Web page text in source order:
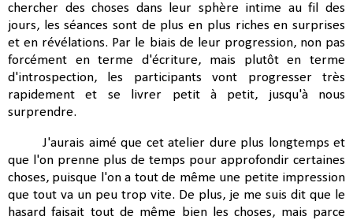
chercher des choses dans leur sphère intime au fil des
jours, les séances sont de plus en plus riches en surprises
et en révélations. Par le biais de leur progression, non pas
forcément en terme d'écriture, mais plutôt en terme
d'introspection, les participants vont progresser très
rapidement et se livrer petit à petit, jusqu'à nous
surprendre.
J'aurais aimé que cet atelier dure plus longtemps et
que l'on prenne plus de temps pour approfondir certaines
choses, puisque l'on a tout de même une petite impression
que tout va un peu trop vite. De plus, je me suis dit que le
hasard faisait tout de même bien les choses, mais parce